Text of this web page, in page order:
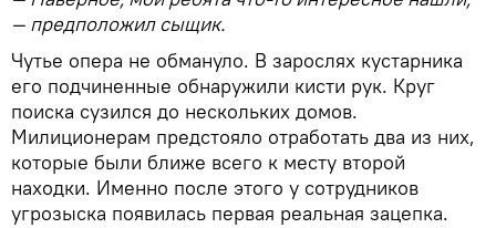
— предположил сыщик.
Чутье опера не обмануло. В зарослях кустарника
его подчиненные обнаружили кисти рук. Круг
поиска сузился до нескольких домов.
Милиционерам предстояло отработать два из них,
которые были ближе всего к месту второй
находки. Именно после этого у сотрудников
угрозыска появилась первая реальная зацепка.